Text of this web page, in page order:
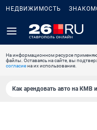
НЕДВИЖИМОСТЬ
На информационном ресурсе
файлы. Оставаясь на сайте, вы
согласиена их использование.
Как арендовать авто на КМВ